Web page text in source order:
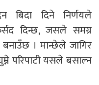
बिदा दिने निर्णयले
दिन्छ, जसले समग्र
। मान्छेले जागिर
परिपाटी यसले बसाल्न